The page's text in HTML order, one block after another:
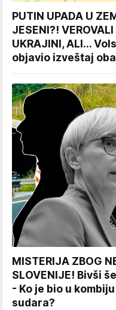
PUTIN UPADA U
JESENI?!
UKRAJINI, ALI...
objavio izveštaj
MISTERIJA ZBOG
SLOVENIJE! Bivši
- Ko je bio u
sudara?